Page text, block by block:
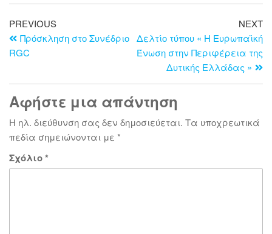
PREVIOUS
Πρόσκληση στο Συνέδριο
RGC
NEXT
Δελτίο τύπου « Η Ευρωπαϊκή
Ένωση στην Περιφέρεια της
Δυτικής Ελλάδας »
Αφήστε μια απάντηση
Η ηλ. διεύθυνση σας δεν δημοσιεύεται. Τα υποχρεωτικά
πεδία σημειώνονται με *
Σχόλιο*